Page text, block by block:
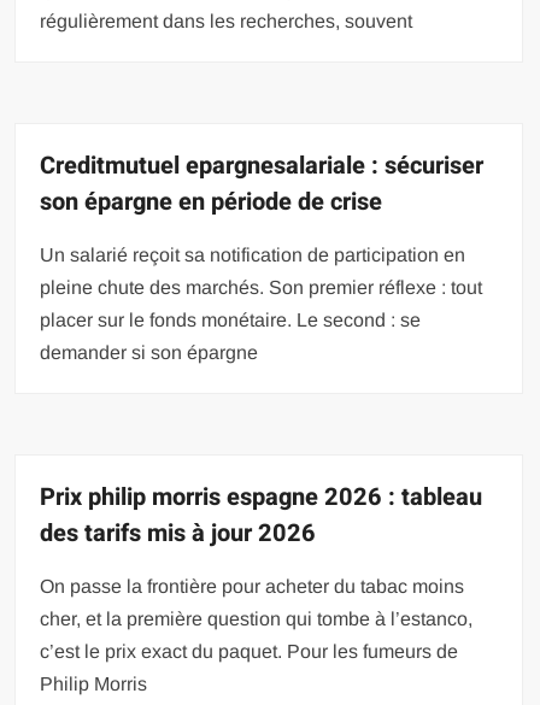
régulièrement dans les recherches, souvent
Creditmutuel epargnesalariale : sécuriser
son épargne en période de crise
Un salarié reçoit sa notification de participation en
pleine chute des marchés. Son premier réflexe : tout
placer sur le fonds monétaire. Le second : se
demander si son épargne
Prix philip morris espagne 2026 : tableau
des tarifs mis à jour 2026
On passe la frontière pour acheter du tabac moins
cher, et la première question qui tombe à l’estanco,
c’est le prix exact du paquet. Pour les fumeurs de
Philip Morris